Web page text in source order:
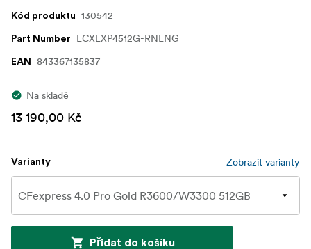
Kód produktu 130542
Part Number LCXEXP4512G-RNENG
EAN 843367135837
Na skladě
13 190,00 Kč
Varianty Zobrazit varianty
Přidat do košíku